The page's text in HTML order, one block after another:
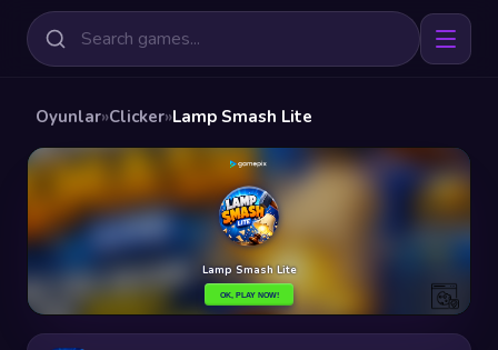
Oyunlar»Clicker»Lamp Smash Lite